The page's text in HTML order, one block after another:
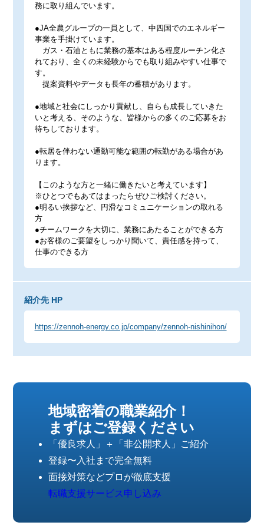
務に取り組んでいます。
●JA全農グループの一員として、中四国でのエネルギー
事業を手掛けています。
ガス・石油ともに業務の基本はある程度ルーチン化さ
れており、全くの未経験からでも取り組みやすい仕事で
す。
提案資料やデータも長年の蓄積があります。
●地域と社会にしっかり貢献し、自らも成長していきた
いと考える、そのような、皆様からの多くのご応募をお
待ちしております。
●転居を伴わない通勤可能な範囲の転勤がある場合があ
ります。
【このような方と一緒に働きたいと考えています】
※ひとつでもあてはまったらぜひご検討ください。
●明るい挨拶など、円滑なコミュニケーションの取れる
方
●チームワークを大切に、業務にあたることができる方
●お客様のご要望をしっかり聞いて、責任感を持って、
仕事のできる方
紹介先 HP
https://zennoh-energy.co.jp/company/zennoh-nishinihon/
地域密着の職業紹介！
まずはご登録ください
「優良求人」＋「非公開求人」ご紹介
登録〜入社まで完全無料
面接対策などプロが徹底支援
転職支援サービス申し込み